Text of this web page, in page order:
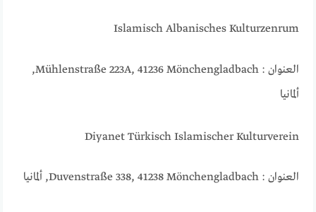
Islamisch Albanisches Kulturzenrum
العنوان : Mühlenstraße 223A, 41236 Mönchengladbach,
ألمانيا
Diyanet Türkisch Islamischer Kulturverein
العنوان : Duvenstraße 338, 41238 Mönchengladbach, ألمانيا